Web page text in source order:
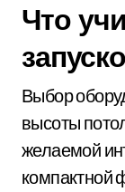
Что
Выбор
высоты
желаемой
компактной